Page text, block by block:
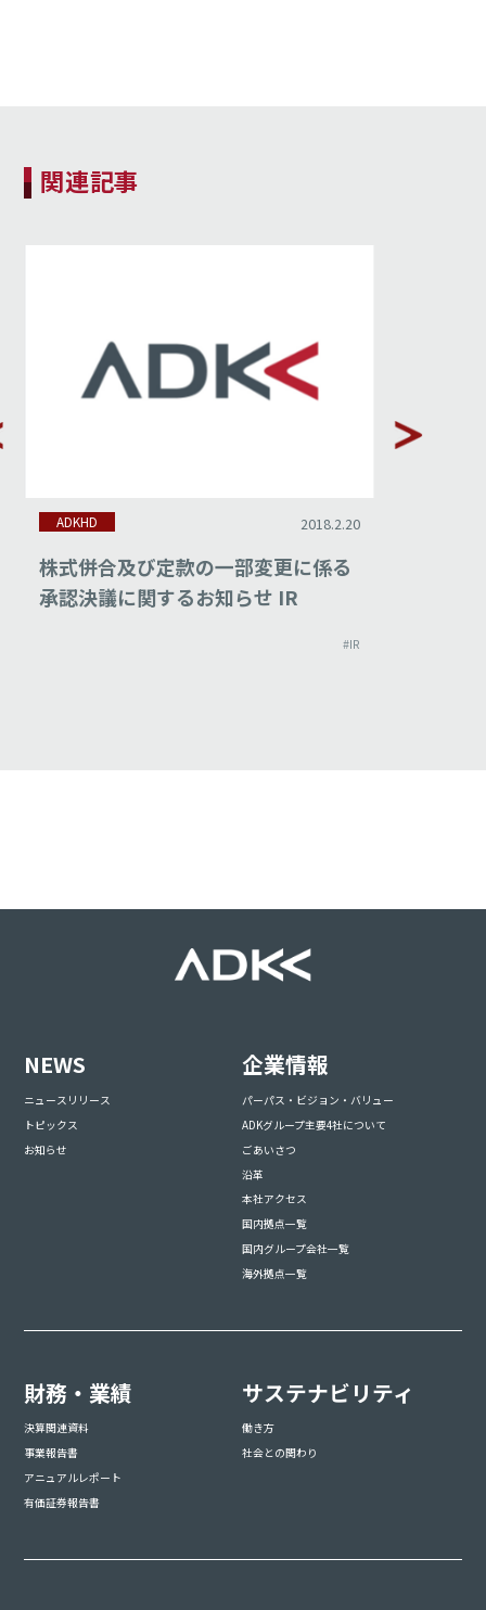
関連記事
ADKHD 2018.2.20
株式併合及び定款の一部変更に係る
承認決議に関するお知らせ IR
#IR
NEWS
ニュースリリース
トピックス
お知らせ
企業情報
パーパス・ビジョン・バリュー
ADKグループ主要4社について
ごあいさつ
沿革
本社アクセス
国内拠点一覧
国内グループ会社一覧
海外拠点一覧
財務・業績
決算関連資料
事業報告書
アニュアルレポート
有価証券報告書
サステナビリティ
働き方
社会との関わり